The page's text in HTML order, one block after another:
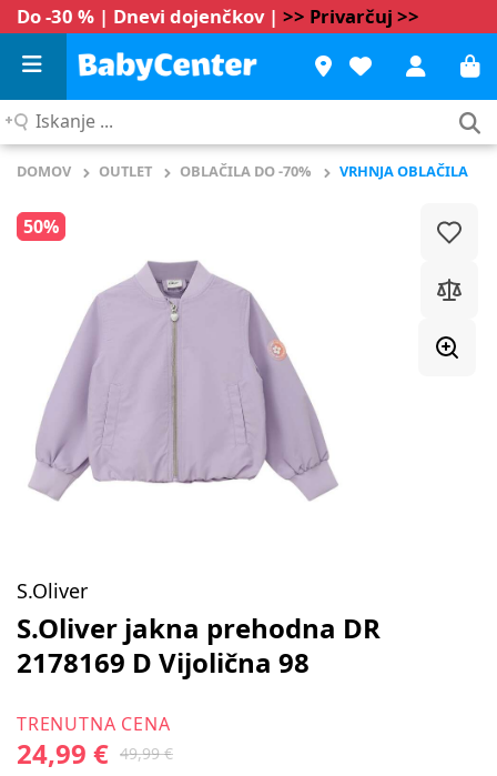
Do -30 % | Dnevi dojenčkov | >> Privarčuj >>
Iskanje
DOMOV OUTLET OBLAČILA DO -70% VRHNJA OBLAČILA
50%
S.Oliver
S.Oliver jakna prehodna DR
2178169 D Vijolična 98
TRENUTNA CENA
24,99 € 49,99 €